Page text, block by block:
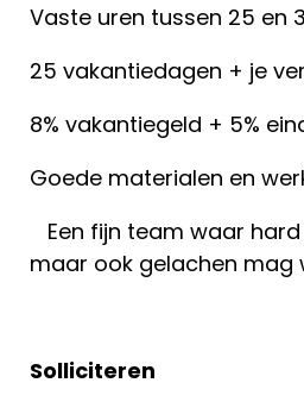
Vaste uren tussen 25 en
25 vakantiedagen + je
8% vakantiegeld + 5%
Goede materialen en
Een fijn team waar
maar ook gelachen mag
Solliciteren